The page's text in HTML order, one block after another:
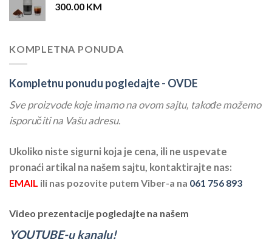
300.00 KM
KOMPLETNA PONUDA
Kompletnu ponudu pogledajte - OVDE
Sve proizvode koje imamo na ovom sajtu, takođe možemo
isporučiti na Vašu adresu.
Ukoliko niste sigurni koja je cena, ili ne uspevate
pronaći artikal na našem sajtu, kontaktirajte nas:
EMAIL ili nas pozovite putem Viber-a na 061 756 893
Video prezentacije pogledajte na našem
YOUTUBE-u kanalu!